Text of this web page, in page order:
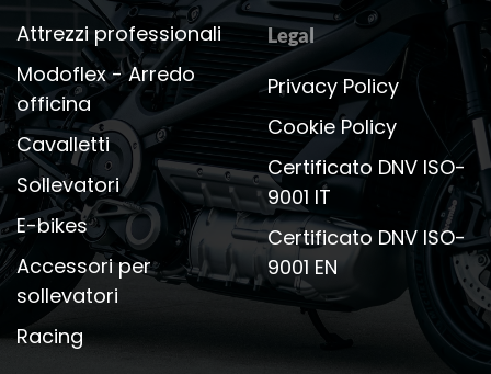
Attrezzi professionali
Modoflex - Arredo
officina
Cavalletti
Sollevatori
E-bikes
Accessori per
sollevatori
Racing
Legal
Privacy Policy
Cookie Policy
Certificato DNV ISO-
9001 IT
Certificato DNV ISO-
9001 EN